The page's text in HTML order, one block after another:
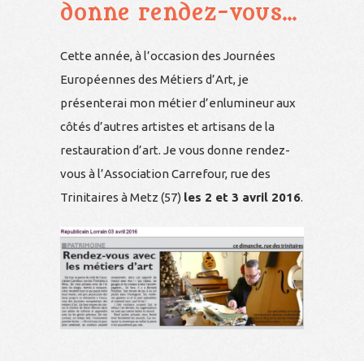
donne rendez-vous…
Cette année, à l’occasion des Journées
Européennes des Métiers d’Art, je
présenterai mon métier d’enlumineur aux
côtés d’autres artistes et artisans de la
restauration d’art. Je vous donne rendez-
vous à l’Association Carrefour, rue des
Trinitaires à Metz (57) les 2 et 3 avril 2016.